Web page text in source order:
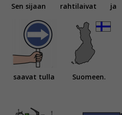
Sen sijaan rahtilaivat ja
saavat tulla Suomeen.